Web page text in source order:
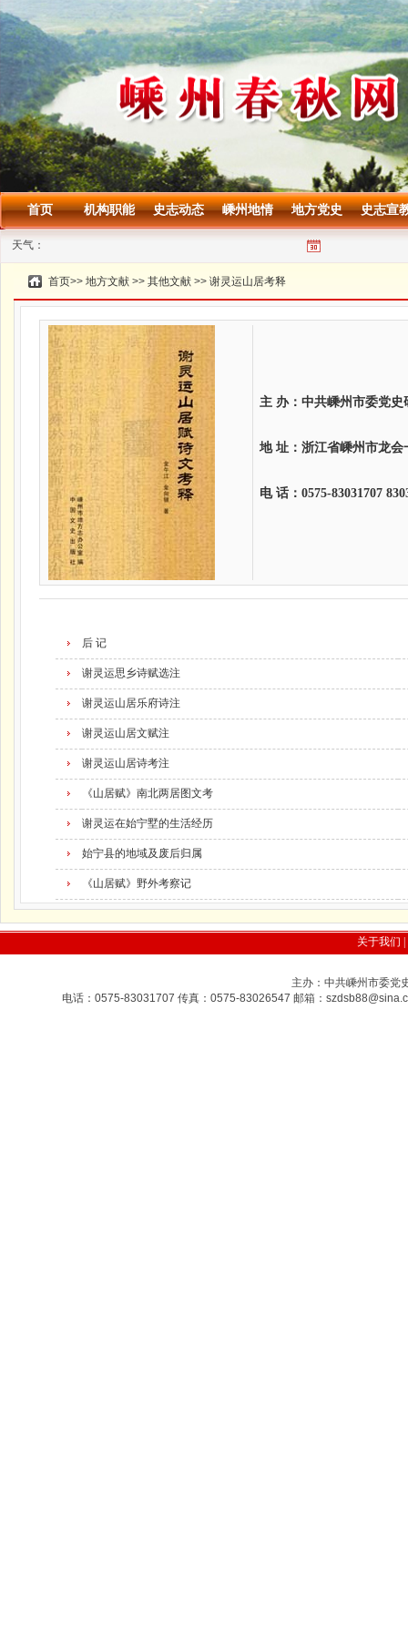
首页 机构职能 史志动态 嵊州地情 地方党史 史志宣
天气：
首页>> 地方文献 >> 其他文献 >> 谢灵运山居考释
主 办：中共嵊州市委党
地 址：浙江省嵊州市龙
电 话：0575-83031707
后 记
谢灵运思乡诗赋选注
谢灵运山居乐府诗注
谢灵运山居文赋注
谢灵运山居诗考注
《山居赋》南北两居图文考
谢灵运在始宁墅的生活经历
始宁县的地域及废后归属
《山居赋》野外考察记
关于我们
主办：中共嵊州市委党
电话：0575-83031707 传真：0575-83026547 邮箱：